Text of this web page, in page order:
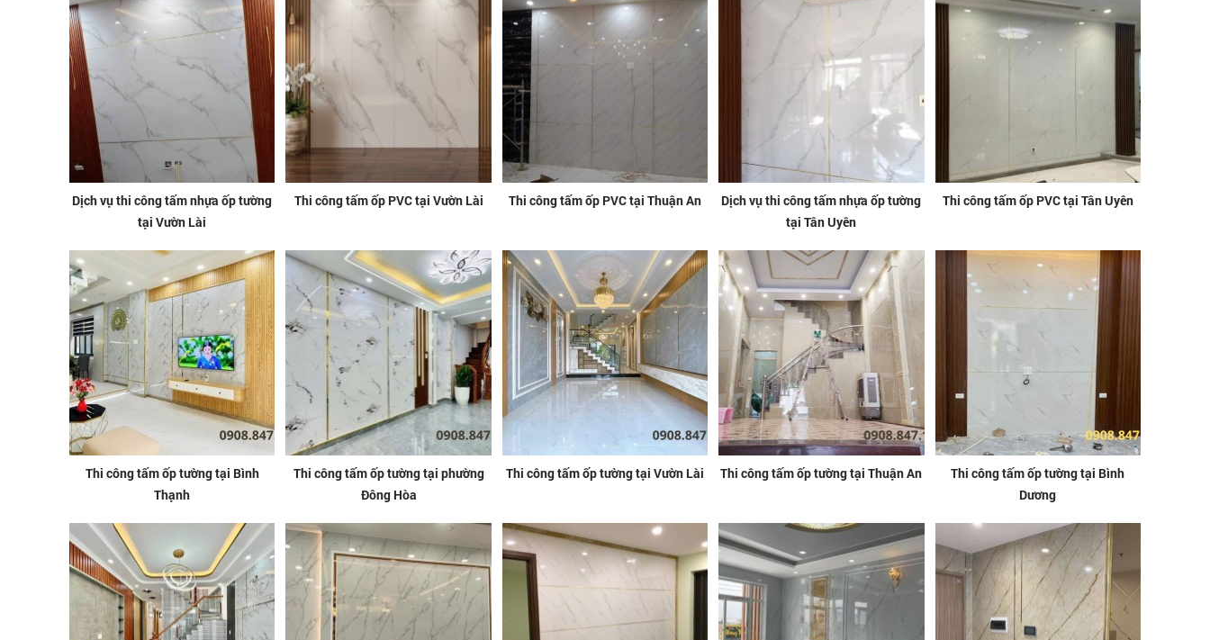
Dịch vụ thi công tấm nhựa ốp tường
tại Vườn Lài
Thi công tấm ốp PVC tại Vườn Lài Thi công tấm ốp PVC tại Thuận An
Dịch vụ thi công tấm nhựa ốp tường
tại Tân Uyên
Thi công tấm ốp PVC tại Tân Uyên
Thi công tấm ốp tường tại Bình
Thạnh
Thi công tấm ốp tường tại phường
Đông Hòa
Thi công tấm ốp tường tại Vườn Lài Thi công tấm ốp tường tại Thuận An
Thi công tấm ốp tường tại Bình
Dương